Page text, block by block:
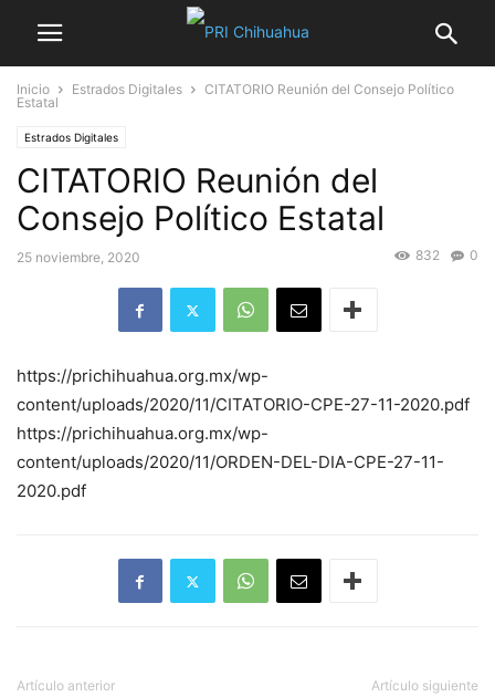
Inicio Estrados Digitales
CITATORIO Reunión del Consejo Político
Estatal
Estrados Digitales
CITATORIO Reunión del
Consejo Político Estatal
25 noviembre, 2020 0
832
https://prichihuahua.org.mx/wp-
content/uploads/2020/11/CITATORIO-CPE-27-11-2020.pdf
https://prichihuahua.org.mx/wp-
content/uploads/2020/11/ORDEN-DEL-DIA-CPE-27-11-
2020.pdf
Artículo anterior Artículo siguiente